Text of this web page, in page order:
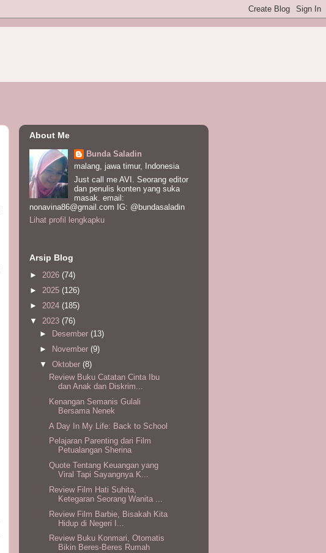
About Me
Bunda Saladin
malang, jawa timur, Indonesia
Just call me AVI. Seorang editor
dan penulis konten yang suka
masak. email:
nonavina86@gmail.com IG: @bundasaladin
Lihat profil lengkapku
Arsip Blog
► 2026 (74)
► 2025 (126)
► 2024 (185)
▼ 2023 (76)
►
Desember (13)
►
November (9)
▼ Oktober (8)
Review Buku Catatan Cinta Ibu
dan Anak dan Diskrim...
Kenangan Semanis Gulali
Bersama Nenek
A Day In My Life: Back to School
Pelajaran Parenting dari Film
Petualangan Sherina
Quote Tentang Keuangan yang
Viral Tapi Sayangnya K...
Review Film Hati Suhita,
Ketegaran Seorang Wanita ...
Review Film Barbie, Bisakah Kita
Hidup di Negeri I...
Review Buku Konmari, Otomatis
Bikin Beres-Beres Rumah